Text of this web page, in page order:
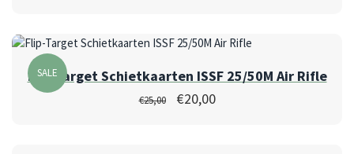
SALE
Flip-Target Schietkaarten ISSF 25/50M Air Rifle
€25,00 €20,00